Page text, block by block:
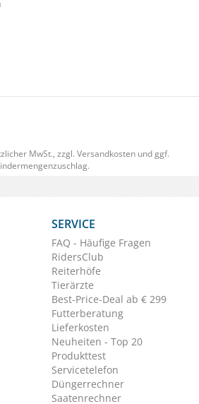
1
MwSt., zzgl. Versandkosten und ggf.
SERVICE
FAQ - Häufige Fragen
RidersClub
Reiterhöfe
Tierärzte
Best-Price-Deal ab € 299
Futterberatung
Lieferkosten
Neuheiten - Top 20
Produkttest
Servicetelefon
Düngerrechner
Saatenrechner